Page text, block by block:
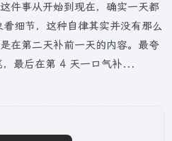
件事从开始到现在，确实一天都
细节，这种自律其实并没有那么
在第二天补前一天的内容。最夸
最后在第 4 天一口气补...